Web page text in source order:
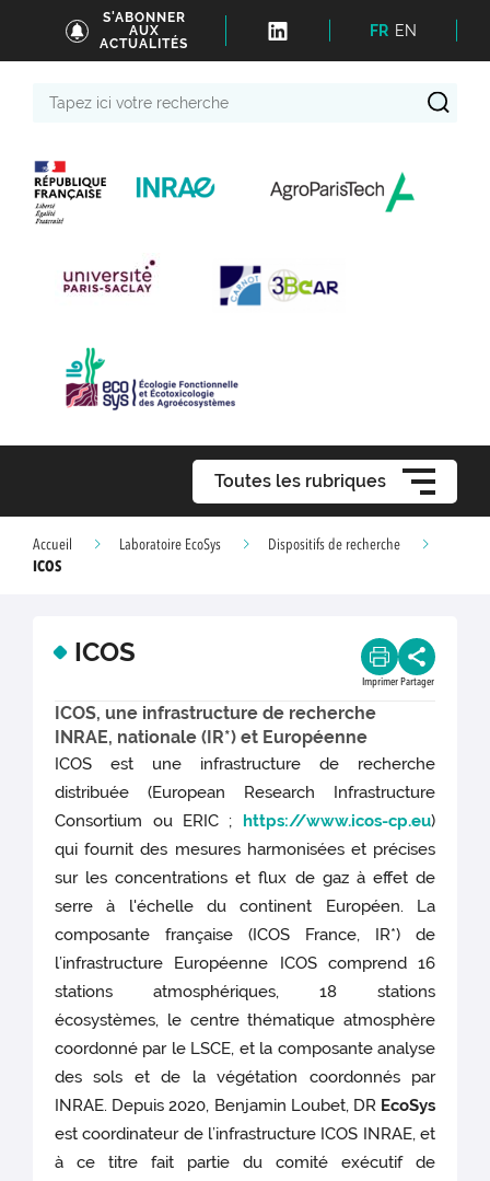
S'ABONNER
AUX
ACTUALITÉS
FR EN
Toutes les rubriques
Accueil Laboratoire EcoSys
Dispositifs de recherche
ICOS
ICOS
Imprimer Partager
ICOS, une infrastructure de recherche
INRAE, nationale (IR*) et Européenne
ICOS est une infrastructure de recherche
distribuée (European Research Infrastructure
Consortium ou ERIC ; https://www.icos-cp.eu)
qui fournit des mesures harmonisées et précises
sur les concentrations et flux de gaz à effet de
serre à l'échelle du continent Européen. La
composante française (ICOS France, IR*) de
l’infrastructure Européenne ICOS comprend 16
stations atmosphériques, 18 stations
écosystèmes, le centre thématique atmosphère
coordonné par le LSCE, et la composante analyse
des sols et de la végétation coordonnés par
INRAE. Depuis 2020, Benjamin Loubet, DR EcoSys
est coordinateur de l’infrastructure ICOS INRAE, et
à ce titre fait partie du comité exécutif de